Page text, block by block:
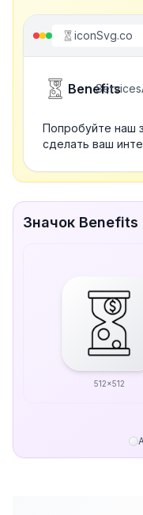
iconSvg.co
Benefits
Services
Попробуйте наш
сделать ваш
Значок
512x512